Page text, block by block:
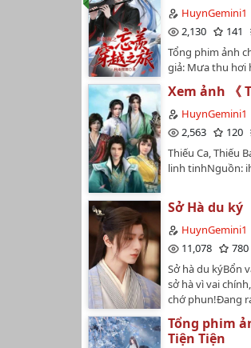
HuynGemini1
2,130
141
Tổng phim ảnh
giả: Mưa thu hơi
雨微微 Full…
Xem ảnh 《
HuynGemini1
2,563
120
Thiếu Ca, Thiếu
linh tinhNguồn:
Sở Hà du ký
HuynGemini1
11,078
780
Sở hà du kýBổn
sở hà vì vai
chớ phun!Đang
Tổng phim
Tiện Tiện